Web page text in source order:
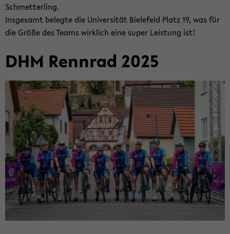
Schmet­ter­ling.
Ins­ge­samt be­leg­te die Uni­ver­si­tät Bie­le­feld Platz 19, was für
die Größe des Teams wirk­lich eine super Leis­tung ist!
DHM Renn­rad 2025